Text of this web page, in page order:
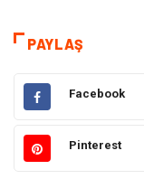
Eğitim & Kariyer
Gündem
Moda
PAYLAŞ
Facebook
Pinterest